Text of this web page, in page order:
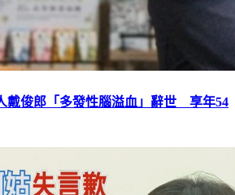
戴俊郎「多發性腦溢血」辭世 享年54